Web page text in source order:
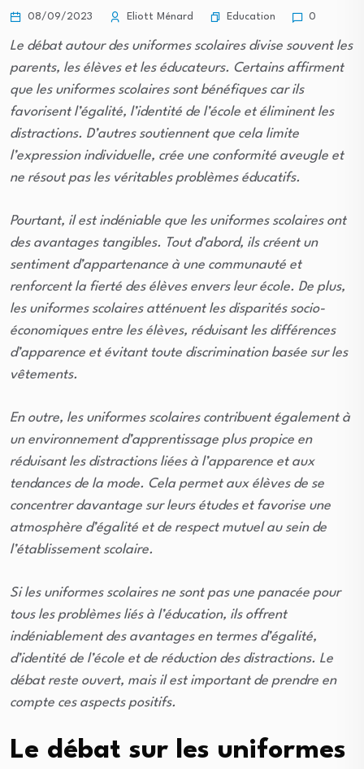
08/09/2023 Eliott Ménard Education 0
Le débat autour des uniformes scolaires divise souvent les
parents, les élèves et les éducateurs. Certains affirment
que les uniformes scolaires sont bénéfiques car ils
favorisent l’égalité, l’identité de l’école et éliminent les
distractions. D’autres soutiennent que cela limite
l’expression individuelle, crée une conformité aveugle et
ne résout pas les véritables problèmes éducatifs.
Pourtant, il est indéniable que les uniformes scolaires ont
des avantages tangibles. Tout d’abord, ils créent un
sentiment d’appartenance à une communauté et
renforcent la fierté des élèves envers leur école. De plus,
les uniformes scolaires atténuent les disparités socio-
économiques entre les élèves, réduisant les différences
d’apparence et évitant toute discrimination basée sur les
vêtements.
En outre, les uniformes scolaires contribuent également à
un environnement d’apprentissage plus propice en
réduisant les distractions liées à l’apparence et aux
tendances de la mode. Cela permet aux élèves de se
concentrer davantage sur leurs études et favorise une
atmosphère d’égalité et de respect mutuel au sein de
l’établissement scolaire.
Si les uniformes scolaires ne sont pas une panacée pour
tous les problèmes liés à l’éducation, ils offrent
indéniablement des avantages en termes d’égalité,
d’identité de l’école et de réduction des distractions. Le
débat reste ouvert, mais il est important de prendre en
compte ces aspects positifs.
Le débat sur les uniformes